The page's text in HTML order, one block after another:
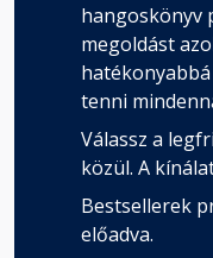
hangoskönyv
megoldást
tenni
Válassz a
közül. A
Bestsellerek
előadva.